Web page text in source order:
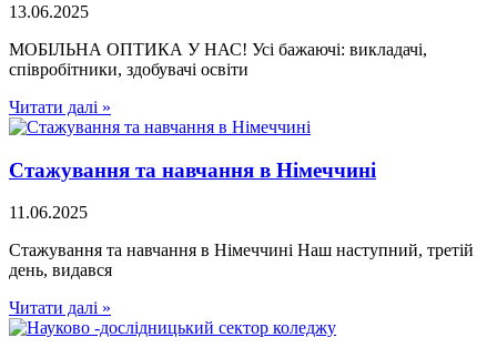
13.06.2025
МОБІЛЬНА ОПТИКА У НАС! Усі бажаючі: викладачі,
співробітники, здобувачі освіти
Читати далі »
Стажування та навчання в Німеччині
11.06.2025
Стажування та навчання в Німеччині Наш наступний, третій
день, видався
Читати далі »